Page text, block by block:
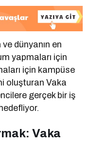
dünyanın en
yapmaları için
için kampüse
oluşturan Vaka
gerçek bir iş
Vaka